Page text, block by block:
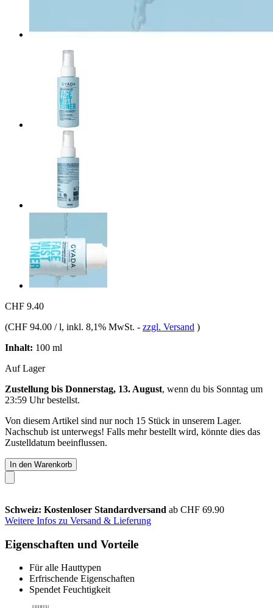
CHF 9.40
(CHF 94.00 / l, inkl. 8,1% MwSt. - zzgl. Versand )
Inhalt: 100 ml
Auf Lager
Zustellung bis Donnerstag, 13. August, wenn du bis Sonntag um
23:59 Uhrbestellst.
Von diesem Artikel sind nur noch 15 Stück in unserem Lager.
Nachschub ist unterwegs! Falls mehr bestellt wird, könnte dies das
Zustelldatum beeinflussen.
In den Warenkorb
Schweiz: Kostenloser Standardversand ab CHF 69.90
Weitere Infos zu Versand & Lieferung
Eigenschaften und Vorteile
Für alle Hauttypen
Erfrischende Eigenschaften
Spendet Feuchtigkeit